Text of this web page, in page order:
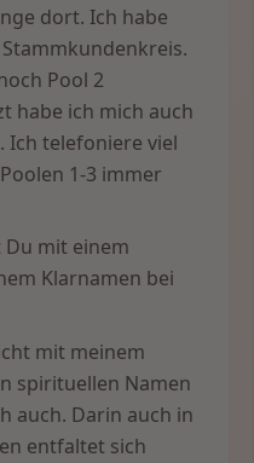
dort. Ich habe
Pool 2
habe ich mich auch
Ich telefoniere viel
1-3 immer
mit einem
Klarnamen bei
mit meinem
spirituellen Namen
auch. Darin auch in
entfaltet sich